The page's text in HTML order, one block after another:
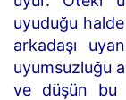
uyuduğu
arkadaşı
uyumsuzluğu
ve düşün bu